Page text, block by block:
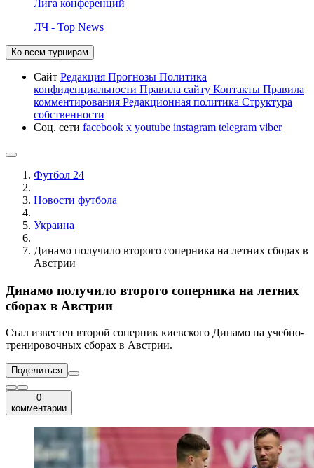
Лига конференций
ЛЧ - Top News
Ко всем турнирам
Сайт Редакция Прогнозы Политика
конфиденциальности Правила сайту Контакты Правила
комментирования Редакционная политика Структура
собственности
Соц. сети facebook x youtube instagram telegram viber
Футбол 24
Новости футбола
Украина
Динамо получило второго соперника на летних сборах в
Австрии
Динамо получило второго соперника на летних
сборах в Австрии
Стал известен второй соперник киевского Динамо на учебно-
тренировочных сборах в Австрии.
Поделиться
0
комментарии